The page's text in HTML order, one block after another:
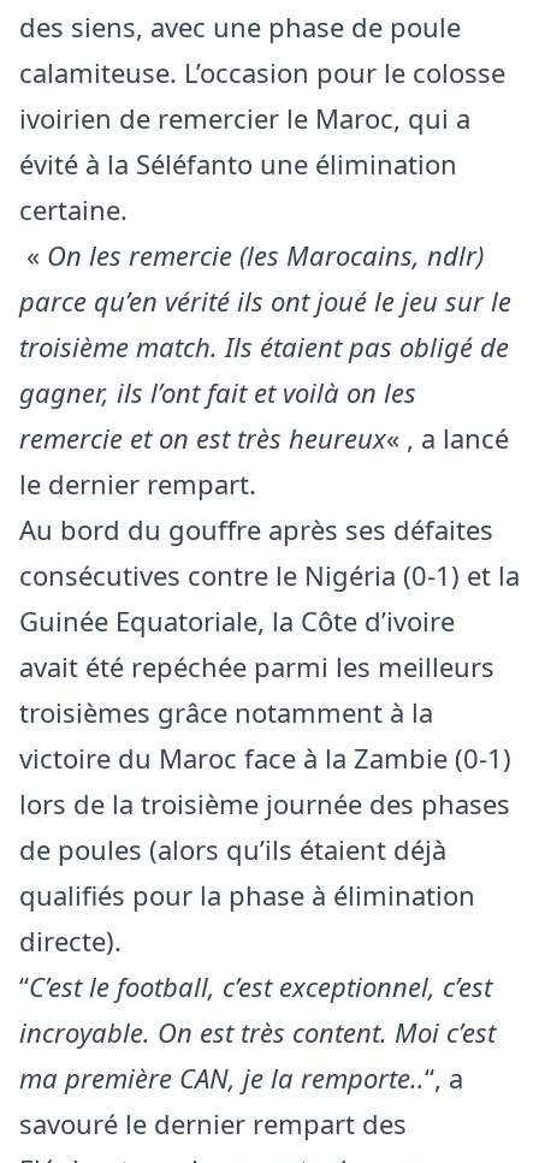
des siens, avec une phase de poule
calamiteuse. L’occasion pour le colosse
ivoirien de remercier le Maroc, qui a
évité à la Séléfanto une élimination
certaine.
« On les remercie (les Marocains, ndlr)
parce qu’en vérité ils ont joué le jeu sur le
troisième match. Ils étaient pas obligé de
gagner, ils l’ont fait et voilà on les
remercie et on est très heureux« , a lancé
le dernier rempart.
Au bord du gouffre après ses défaites
consécutives contre le Nigéria (0-1) et la
Guinée Equatoriale, la Côte d’ivoire
avait été repéchée parmi les meilleurs
troisièmes grâce notamment à la
victoire du Maroc face à la Zambie (0-1)
lors de la troisième journée des phases
de poules (alors qu’ils étaient déjà
qualifiés pour la phase à élimination
directe).
“C’est le football, c’est exceptionnel, c’est
incroyable. On est très content. Moi c’est
ma première CAN, je la remporte..“, a
savouré le dernier rempart des